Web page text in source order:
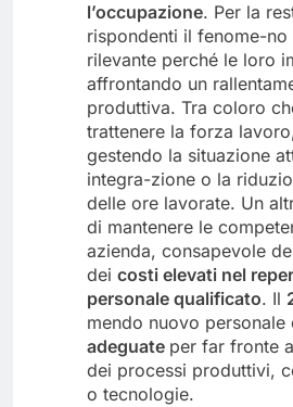
l’occupazione. Per la
rispondenti il fenome-no
rilevante perché le loro
affrontando un
produttiva. Tra coloro
trattenere la forza
gestendo la situazione
integra-zione o la
delle ore lavorate. Un
di mantenere le
azienda, consapevole
dei costi elevati nel
personale qualificato. Il
mendo nuovo personale
adeguate per far fronte
dei processi produttivi,
o tecnologie.